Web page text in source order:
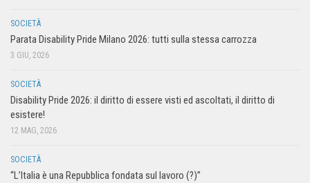
SOCIETÀ
Parata Disability Pride Milano 2026: tutti sulla stessa carrozza
3 GIU, 2026
SOCIETÀ
Disability Pride 2026: il diritto di essere visti ed ascoltati, il diritto di
esistere!
12 MAG, 2026
SOCIETÀ
“L’Italia è una Repubblica fondata sul lavoro (?)”